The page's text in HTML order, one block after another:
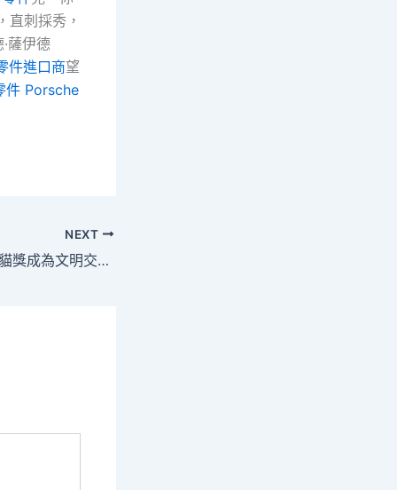
直刺採秀，
薩伊德
件進口商望
件 Porsche
NEXT
以影視為載體 金熊貓獎成為文明交通的關鍵紐JIUYI俱意豪宅設計帶